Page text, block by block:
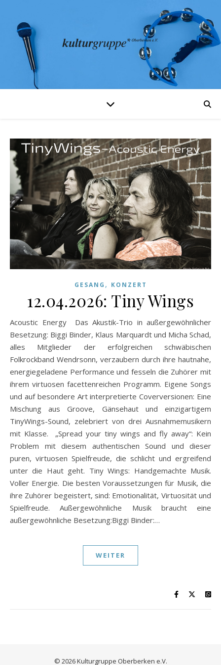
GESANG , KONZERT
12.04.2026: Tiny Wings
Acoustic Energy Das Akustik-Trio in außergewöhnlicher
Besetzung: Biggi Binder, Klaus Marquardt und Micha Schad,
alles Mitglieder der erfolgreichen schwäbischen
Folkrockband Wendrsonn, verzaubern durch ihre hautnahe,
energiegeladene Performance und fesseln die Zuhörer mit
ihrem virtuosen facettenreichen Programm. Eigene Songs
und auf besondere Art interpretierte Coverversionen: Eine
Mischung aus Groove, Gänsehaut und einzigartigem
TinyWings-Sound, zelebriert von drei Ausnahmemusikern
mit Klasse. „Spread your tiny wings and fly away“: Kein
Problem mit diesem authentischen Sound und dieser
puren, virtuosen Spielfreude, die schlicht und ergreifend
unter die Haut geht. Tiny Wings: Handgemachte Musik.
Voller Energie. Die besten Voraussetzungen für Musik, die
ihre Zuhörer begeistert, sind: Emotionalität, Virtuosität und
Spielfreude. Außergewöhnliche Musik braucht eine
außergewöhnliche Besetzung:Biggi Binder:…
WEITER
© 2026 Kulturgruppe Oberberken e.V.